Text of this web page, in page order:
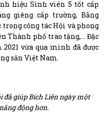
hiệu Sinh viên 5 tốt cấp
giêng cấp trường, Bằng
công tác Hội và phong
Thành phố trao tặng,… Đặc
vừa qua mình đã được
sản Việt Nam.
đã giúp Bích Liên ngày một
động hơn.